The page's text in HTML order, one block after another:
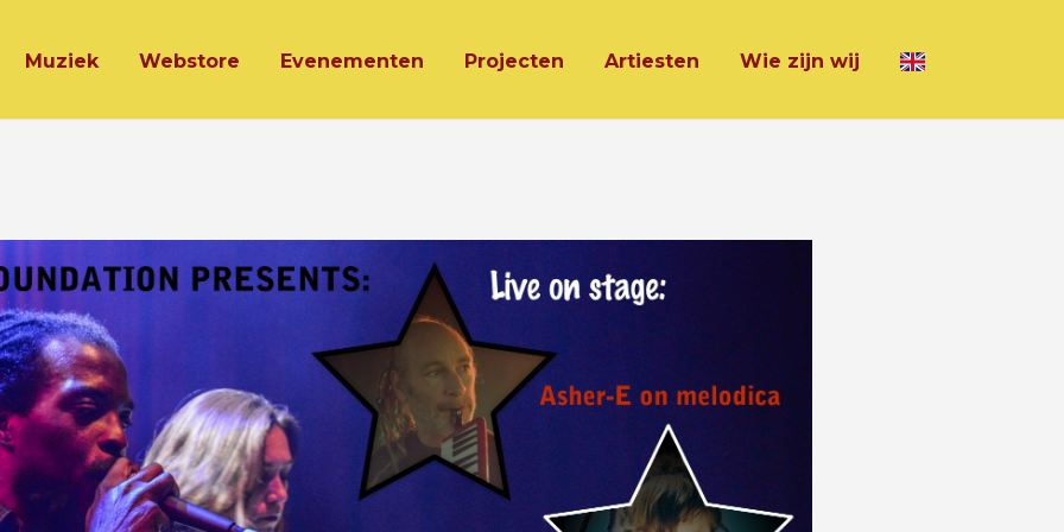
Muziek Webstore Evenementen Projecten Artiesten Wie zijn wij